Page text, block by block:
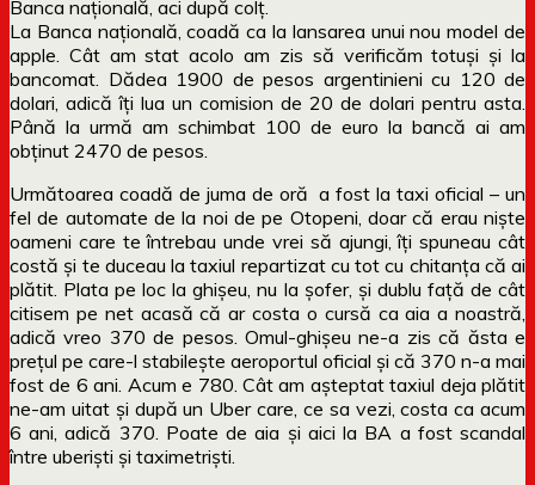
Banca națională, aci după colț.
La Banca națională, coadă ca la lansarea unui nou model de
apple. Cât am stat acolo am zis să verificăm totuși și la
bancomat. Dădea 1900 de pesos argentinieni cu 120 de
dolari, adică îți lua un comision de 20 de dolari pentru asta.
Până la urmă am schimbat 100 de euro la bancă ai am
obținut 2470 de pesos.
Următoarea coadă de juma de oră a fost la taxi oficial – un
fel de automate de la noi de pe Otopeni, doar că erau niște
oameni care te întrebau unde vrei să ajungi, îți spuneau cât
costă și te duceau la taxiul repartizat cu tot cu chitanța că ai
plătit. Plata pe loc la ghișeu, nu la șofer, și dublu față de cât
citisem pe net acasă că ar costa o cursă ca aia a noastră,
adică vreo 370 de pesos. Omul-ghișeu ne-a zis că ăsta e
prețul pe care-l stabilește aeroportul oficial și că 370 n-a mai
fost de 6 ani. Acum e 780. Cât am așteptat taxiul deja plătit
ne-am uitat și după un Uber care, ce sa vezi, costa ca acum
6 ani, adică 370. Poate de aia și aici la BA a fost scandal
între uberiști și taximetriști.